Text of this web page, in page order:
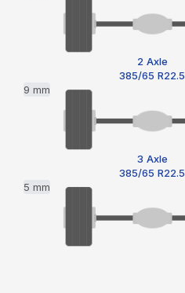
2 Axle
385/65 R22.5
9 mm
3 Axle
385/65 R22.5
5 mm